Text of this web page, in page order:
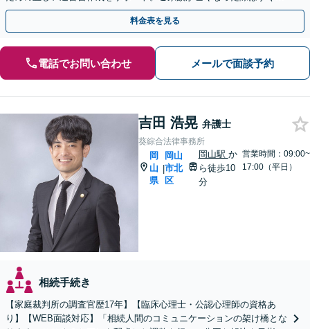
弁護士に相談を！【安心の費用設計】【岡山駅徒歩10分】
料金表を見る
電話でお問い合わせ メールで面談予約
吉田 浩晃 弁護士
葵綜合法律事務所
岡
山
県
|
岡山
市北
区
岡山駅 か
ら徒歩10
分
営業時間：09:00~
17:00（平日）
相続手続き
【家庭裁判所の調査官歴17年】【臨床心理士・公認心理師の資格あ
り】【WEB面談対応】「相続人間のコミュニケーションの架け橋とな